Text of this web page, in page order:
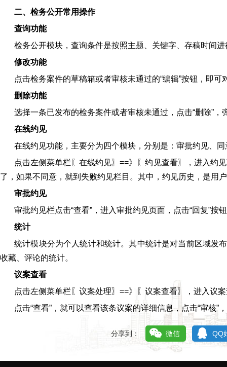
二、检务公开常用操作
查询功能
检务公开模块，查询条件是按照主题、关键字、存稿时间进
修改功能
点击检务案件的草稿箱或者审核未通过的“编辑”按钮，即
删除功能
选择一条已发布的检务案件或者审核未通过，点击“删除”
在线约见
在线约见功能，主要分为四个模块，分别是：审批约见、
点击左侧菜单栏〖在线约见〗==》〖约见查看〗，进入约
了，如果不同意，就到失败约见栏目。其中，约见历史，是用
审批约见
审批约见栏点击“查看”，进入审批约见页面，点击“回复”
统计
统计模块分为个人统计和统计。其中统计是对当前区域发
收藏、评论的统计。
议案查看
点击左侧菜单栏〖议案处理〗==》〖议案查看〗，进入议
点击“查看”，就可以查看该条议案的详细信息，点击“审核
分享到： 微信 QQ